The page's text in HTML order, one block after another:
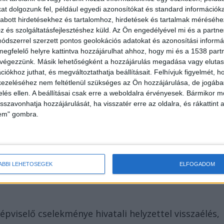
dolgozunk fel, például egyedi azonosítókat és standard
hirdetésekhez és tartalomhoz, hirdetések és tartalmak
és szolgáltatásfejlesztéshez küld. Az Ön engedélyével mi és a
szerzett pontos geolokációs adatokat és azonosítási
helyre kattintva hozzájárulhat ahhoz, hogy mi és a 1538
Másik lehetőségként a hozzájárulás megadása vagy
juthat, és megváltoztathatja beállításait. Felhívjuk figyelmét,
nem feltétlenül szükséges az Ön hozzájárulása, de
ellen. A beállításai csak erre a weboldalra érvényesek. Bármikor
hozzájárulását, ha visszatér erre az oldalra, és rákattint
gombra.
LEHETŐSÉGEK ELFOGADOM
megkötött, valótlan tartalmú
Hivatalát összesen 14 301 250 forint
tényleges munkát nem végzett, a munkabér nagy
fenntartásáért többszázezer forintos
A fiktív munkaviszony 2026. április 22-én
cselekménye hivatali helyzettel visszaélés,